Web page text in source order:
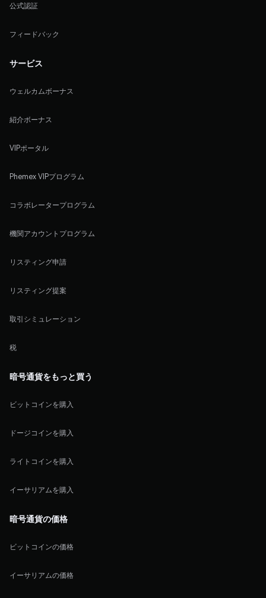
公式認証
フィードバック
サービス
ウェルカムボーナス
紹介ボーナス
VIPポータル
Phemex VIPプログラム
コラボレータープログラム
機関アカウントプログラム
リスティング申請
リスティング提案
取引シミュレーション
税
暗号通貨をもっと買う
ビットコインを購入
ドージコインを購入
ライトコインを購入
イーサリアムを購入
暗号通貨の価格
ビットコインの価格
イーサリアムの価格